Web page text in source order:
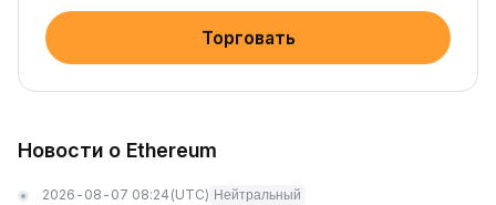
Торговать
Новости о Ethereum
2026-08-07 08:24 (UTC) Нейтральный